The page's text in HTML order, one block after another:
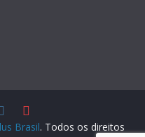
Brasil. Todos os direitos